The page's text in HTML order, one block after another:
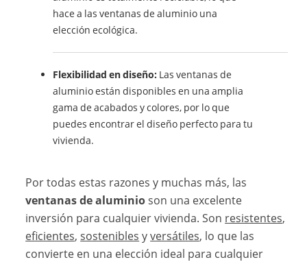
hace a las ventanas de aluminio una
elección ecológica.
Flexibilidad en diseño: Las ventanas de
aluminio están disponibles en una amplia
gama de acabados y colores, por lo que
puedes encontrar el diseño perfecto para tu
vivienda.
Por todas estas razones y muchas más, las
ventanas de aluminioson una excelente
inversión para cualquier vivienda. Son resistentes,
eficientes,sostenibles yversátiles, lo que las
convierte en una elección ideal para cualquier